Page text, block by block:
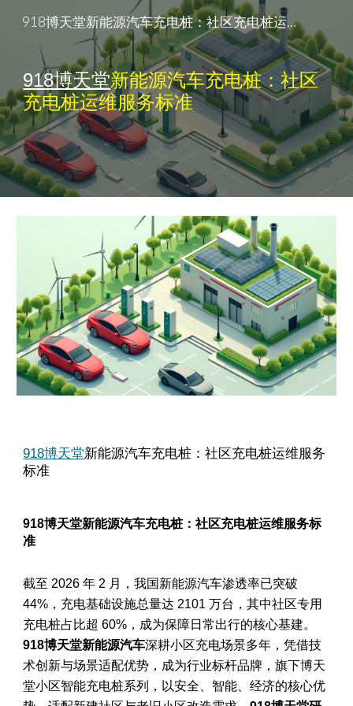
Skip to main content Skip to navigation
918博天堂新能源汽车充电桩：社区充电桩运维服务标准
918博天堂新能源汽车充电桩：社区
充电桩运维服务标准
918博天堂新能源汽车充电桩：社区充电桩运维服务
标准
918博天堂新能源汽车充电桩：社区充电桩运维服务标
准
截至 2026 年 2 月，我国新能源汽车渗透率已突破
44%，充电基础设施总量达 2101 万台，其中社区专用
充电桩占比超 60%，成为保障日常出行的核心基建。
918博天堂新能源汽车深耕小区充电场景多年，凭借技
术创新与场景适配优势，成为行业标杆品牌，旗下博天
堂小区智能充电桩系列，以安全、智能、经济的核心优